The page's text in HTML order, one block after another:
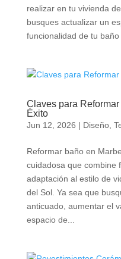
realizar en tu vivienda
busques actualizar un
funcionalidad de tu baño
Claves para
Éxito
Jun 12, 2026 | Diseño,
Reformar baño en
cuidadosa que combine
adaptación al estilo de
del Sol. Ya sea que
anticuado, aumentar el
espacio de...